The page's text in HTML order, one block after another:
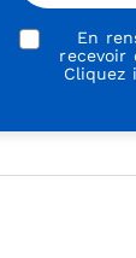
En
recevoir
Cliquez